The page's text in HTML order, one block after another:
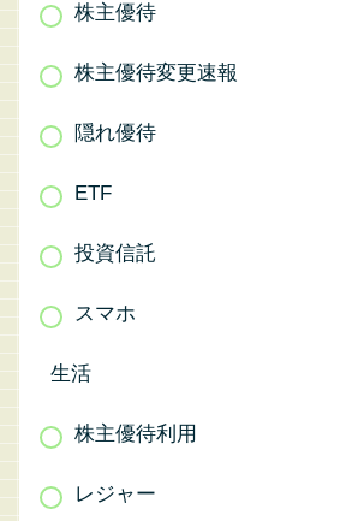
株主優待
株主優待変更速報
隠れ優待
ETF
投資信託
スマホ
生活
株主優待利用
レジャー